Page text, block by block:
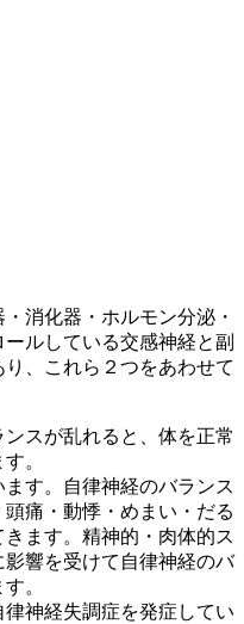
消化器・ホルモン分泌・
ルしている交感神経と副
、これら２つをあわせて
スが乱れると、体を正常
。
す。自律神経のバランス
痛・動悸・めまい・だる
ます。精神的・肉体的ス
影響を受けて自律神経のバ
。
神経失調症を発症してい